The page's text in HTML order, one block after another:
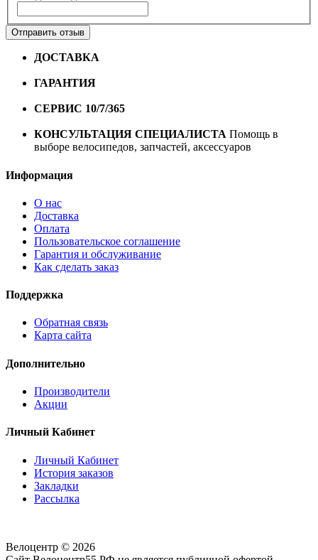
Отправить отзыв
ДОСТАВКА
ГАРАНТИЯ
СЕРВИС 10/7/365
КОНСУЛЬТАЦИЯ СПЕЦИАЛИСТА Помощь в
выборе велосипедов, запчастей, аксессуаров
Информация
О нас
Доставка
Оплата
Пользовательское соглашение
Гарантия и обслуживание
Как сделать заказ
Поддержка
Обратная связь
Карта сайта
Дополнительно
Производители
Акции
Личный Кабинет
Личный Кабинет
История заказов
Закладки
Рассылка
Велоцентр © 2026